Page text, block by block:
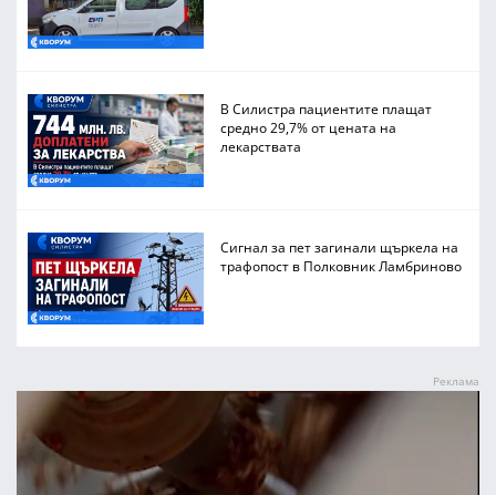
В Силистра пациентите плащат
средно 29,7% от цената на
лекарствата
Сигнал за пет загинали щъркела на
трафопост в Полковник Ламбриново